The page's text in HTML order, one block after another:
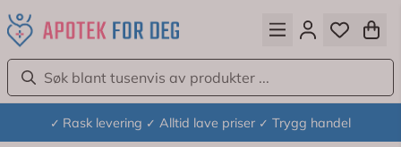
Hopp til innhold
✓ Rask levering ✓ Alltid lave priser ✓ Trygg handel